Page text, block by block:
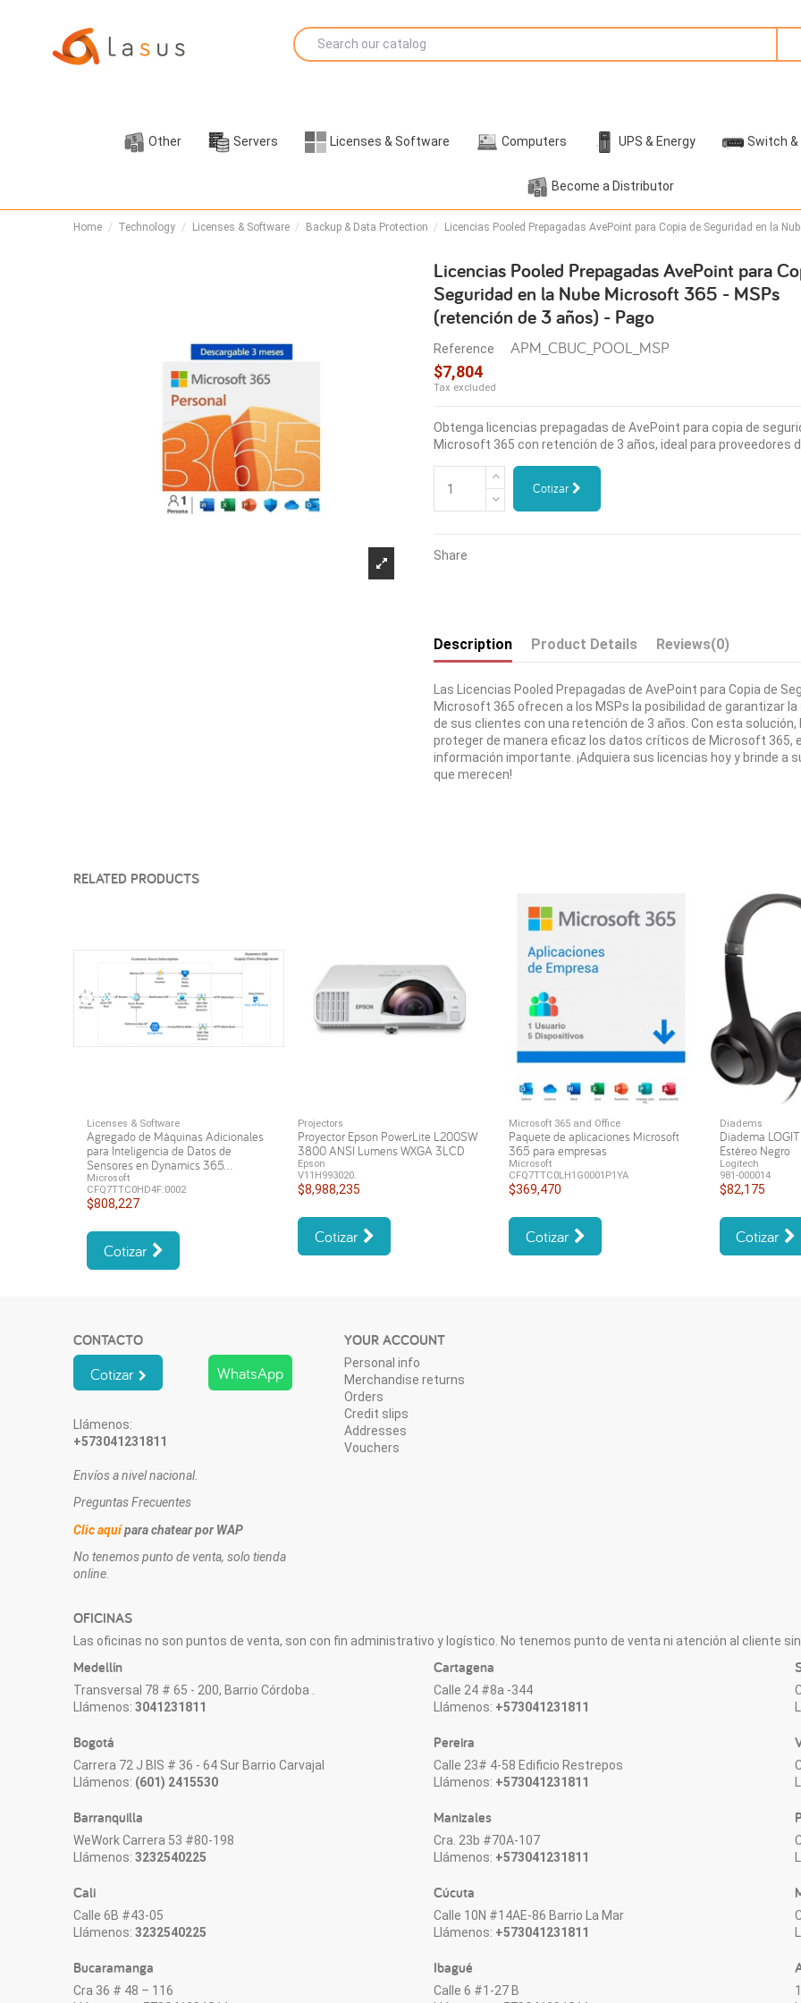
Other Servers Licenses & Software Computers UPS & Energy Switch &
Become a Distributor
Home Technology Licenses & Software Backup & Data Protection Licencias Pooled Prepagadas AvePoint para Copia de Seguridad en la
Licencias Pooled Prepagadas AvePoint para
Seguridad en la Nube Microsoft 365 - MSPs
(retención de 3 años) - Pago
Reference APM_CBUC_POOL_MSP
$7,804
Tax excluded
Obtenga licencias prepagadas de AvePoint para copia de
Microsoft 365 con retención de 3 años, ideal para proveedores
Cotizar
Share
Description Product Details Reviews(0)
Las Licencias Pooled Prepagadas de AvePoint para Copia de
Microsoft 365 ofrecen a los MSPs la posibilidad de garantizar
de sus clientes con una retención de 3 años. Con esta solución,
proteger de manera eficaz los datos críticos de Microsoft 365,
información importante. ¡Adquiera sus licencias hoy y brinde a
que merecen!
RELATED PRODUCTS
Licenses & Software
Agregado de Máquinas Adicionales
para Inteligencia de Datos de
Sensores en Dynamics 365...
Microsoft
CFQ7TTC0HD4F:0002
$808,227
Cotizar
Projectors
Proyector Epson PowerLite L200SW
3800 ANSI Lumens WXGA 3LCD
Epson
V11H993020.
$8,988,235
Cotizar
Microsoft 365 and Office
Paquete de aplicaciones Microsoft
365 para empresas
Microsoft
CFQ7TTC0LH1G0001P1YA
$369,470
Cotizar
Diadems
Diadema
Estéreo Negro
Logitech
981-000014
$82,175
Cotizar
CONTACTO
Cotizar
Llámenos:
+573041231811
WhatsApp
Envíos a nivel nacional.
Preguntas Frecuentes
Clic aquípara chatear por WAP
No tenemos punto de venta, solo tienda
online.
OFICINAS
Las oficinas no son puntos de venta, son con fin administrativo y logístico. No tenemos punto de venta ni atención al cliente
Medellín
Transversal 78 # 65 - 200, Barrio Córdoba .
Llámenos:3041231811
Bogotá
Carrera 72 J BIS # 36 - 64 Sur Barrio Carvajal
Llámenos: (601) 2415530
Barranquilla
WeWork Carrera 53 #80-198
Llámenos:3232540225
Cali
Calle 6B #43-05
Llámenos:3232540225
Bucaramanga
Cra 36 # 48 – 116
Cartagena
Calle 24 #8a -344
Llámenos: +573041231811
Pereira
Calle 23# 4-58 Edificio Restrepos
Llámenos: +573041231811
Manizales
Cra. 23b #70A-107
Llámenos: +573041231811
Cúcuta
Calle 10N #14AE-86 Barrio La Mar
Llámenos: +573041231811
Ibagué
Calle 6 #1-27 B
YOUR ACCOUNT
Personal info
Merchandise returns
Orders
Credit slips
Addresses
Vouchers